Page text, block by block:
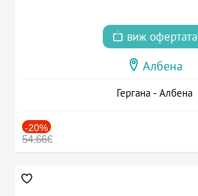
виж офертата
Албена
Гергана - Албена
-20%
54.66€